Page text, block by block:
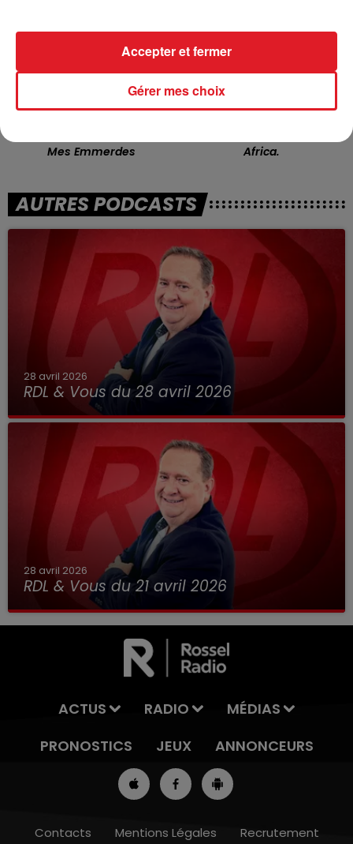
Mes Emmerdes Africa.
AUTRES PODCASTS
28 avril 2026
RDL & Vous du 28 avril 2026
28 avril 2026
RDL & Vous du 21 avril 2026
ACTUS RADIO
MÉDIAS
PRONOSTICS
JEUX ANNONCEURS
Contacts Mentions Légales Recrutement
Gérer mes choix
Accepter et fermer